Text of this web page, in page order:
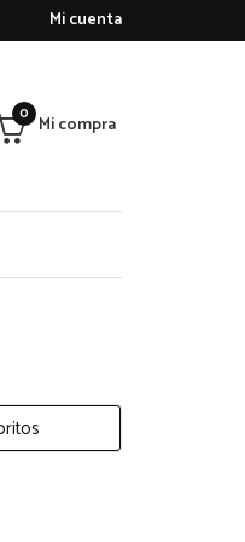
Mi cuenta
Mi compra
0